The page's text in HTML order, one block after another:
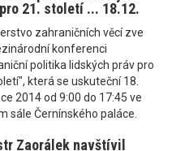
21. století ... 18.12.
zahraničních věcí zve
konferenci
politika lidských práv pro
která se uskuteční 18.
2014 od 9:00 do 17:45 ve
sále Černínského paláce.
Zaorálek navštívil